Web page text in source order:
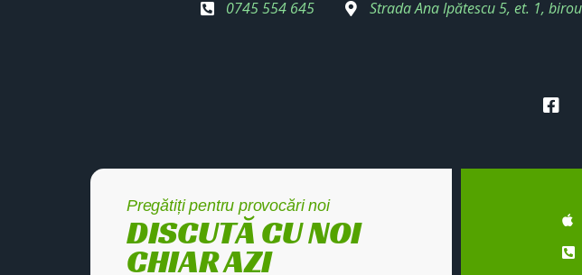
0745 554 645 Strada Ana Ipătescu 5, et. 1,
Pregătiți pentru provocări noi
DISCUTĂ CU NOI
CHIAR AZI